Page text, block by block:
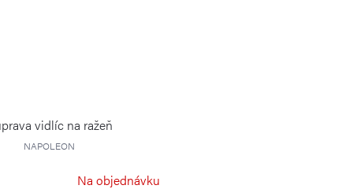
vidlíc na ražeň
NAPOLEON
Na objednávku